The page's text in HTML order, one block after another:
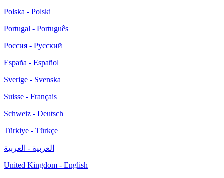
Polska - Polski
Portugal - Português
Россия - Русский
España - Español
Sverige - Svenska
Suisse - Français
Schweiz - Deutsch
Türkiye - Türkçe
العربية - العربية
United Kingdom - English